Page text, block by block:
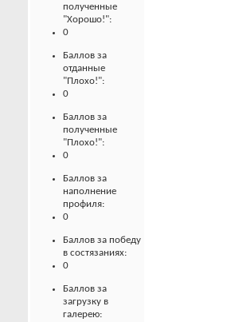
полученные
"Хорошо!":
0
Баллов за
отданные
"Плохо!":
0
Баллов за
полученные
"Плохо!":
0
Баллов за
наполнение
профиля:
0
Баллов за победу
в состязаниях:
0
Баллов за
загрузку в
галерею: